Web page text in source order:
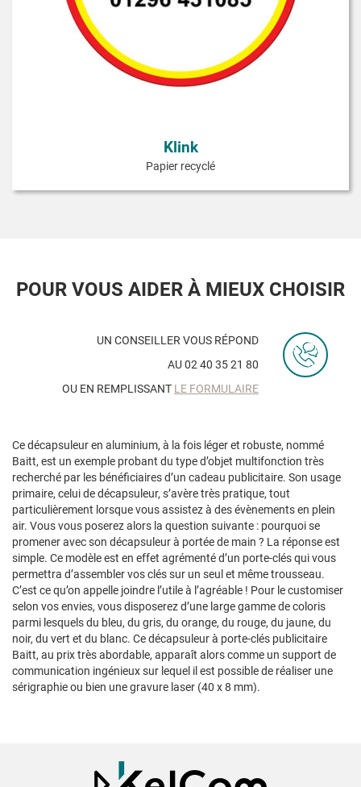
Klink
Papier recyclé
POUR VOUS AIDER À MIEUX CHOISIR
UN CONSEILLER VOUS RÉPOND
AU 02 40 35 21 80
OU EN REMPLISSANT LE FORMULAIRE
Ce décapsuleur en aluminium, à la fois léger et robuste, nommé
Baitt, est un exemple probant du type d’objet multifonction très
recherché par les bénéficiaires d’un cadeau publicitaire. Son usage
primaire, celui de décapsuleur, s’avère très pratique, tout
particulièrement lorsque vous assistez à des évènements en plein
air. Vous vous poserez alors la question suivante : pourquoi se
promener avec son décapsuleur à portée de main ? La réponse est
simple. Ce modèle est en effet agrémenté d’un porte-clés qui vous
permettra d’assembler vos clés sur un seul et même trousseau.
C’est ce qu’on appelle joindre l’utile à l’agréable ! Pour le customiser
selon vos envies, vous disposerez d’une large gamme de coloris
parmi lesquels du bleu, du gris, du orange, du rouge, du jaune, du
noir, du vert et du blanc. Ce décapsuleur à porte-clés publicitaire
Baitt, au prix très abordable, apparaît alors comme un support de
communication ingénieux sur lequel il est possible de réaliser une
sérigraphie ou bien une gravure laser (40 x 8 mm).